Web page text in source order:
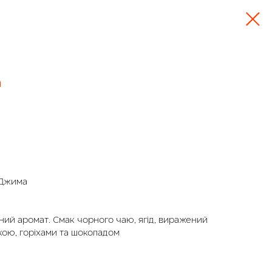
Джима
аромат. Смак чорного чаю, ягід, виражений
горіхами та шоколадом